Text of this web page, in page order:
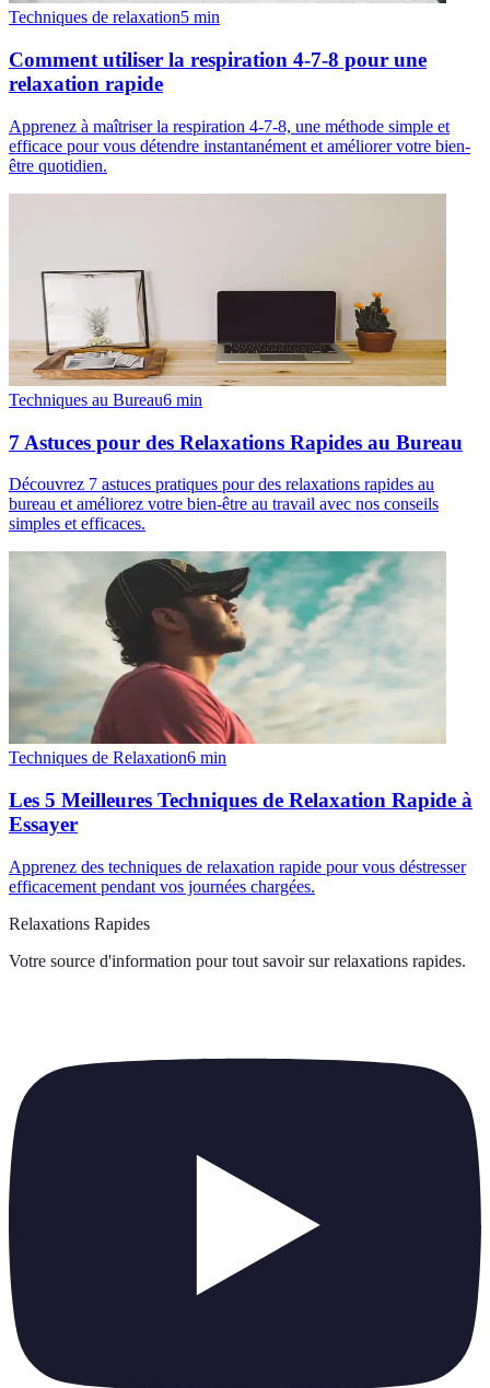
Techniques de relaxation5 min
Comment utiliser la respiration 4-7-8 pour une
relaxation rapide
Apprenez à maîtriser la respiration 4-7-8, une méthode simple et
efficace pour vous détendre instantanément et améliorer votre bien-
être quotidien.
Techniques au Bureau6 min
7 Astuces pour des Relaxations Rapides au Bureau
Découvrez 7 astuces pratiques pour des relaxations rapides au
bureau et améliorez votre bien-être au travail avec nos conseils
simples et efficaces.
Techniques de Relaxation6 min
Les 5 Meilleures Techniques de Relaxation Rapide à
Essayer
Apprenez des techniques de relaxation rapide pour vous déstresser
efficacement pendant vos journées chargées.
Relaxations Rapides
Votre source d'information pour tout savoir sur relaxations rapides.